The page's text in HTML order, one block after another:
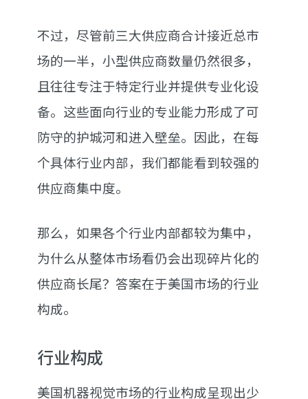
不过，尽管前三大供应商合计接近总市
场的一半，小型供应商数量仍然很多，
且往往专注于特定行业并提供专业化设
备。这些面向行业的专业能力形成了可
防守的护城河和进入壁垒。因此，在每
个具体行业内部，我们都能看到较强的
供应商集中度。
那么，如果各个行业内部都较为集中，
为什么从整体市场看仍会出现碎片化的
供应商长尾？答案在于美国市场的行业
构成。
行业构成
美国机器视觉市场的行业构成呈现出少